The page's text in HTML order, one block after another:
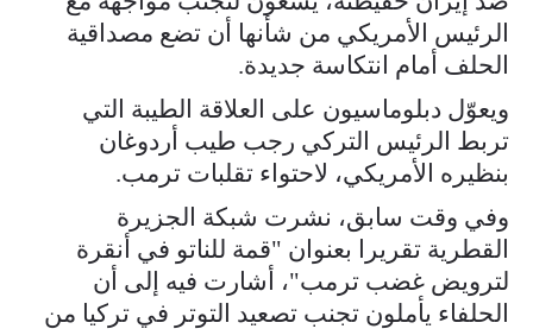
الرئيس الأمريكي من شأنها أن تضع مصداقية
الحلف أمام انتكاسة جديدة.
ويعوّل دبلوماسيون على العلاقة الطيبة التي
تربط الرئيس التركي رجب طيب أردوغان
بنظيره الأمريكي، لاحتواء تقلبات ترمب.
وفي وقت سابق، نشرت شبكة الجزيرة
القطرية تقريرا بعنوان "قمة للناتو في أنقرة
لترويض غضب ترمب"، أشارت فيه إلى أن
الحلفاء يأملون تجنب تصعيد التوتر في تركيا من